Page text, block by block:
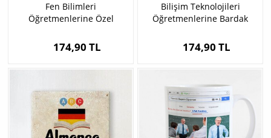
Fen Bilimleri
Öğretmenlerine Özel
174,90 TL
Bilişim Teknolojileri
Öğretmenlerine Bardak
174,90 TL